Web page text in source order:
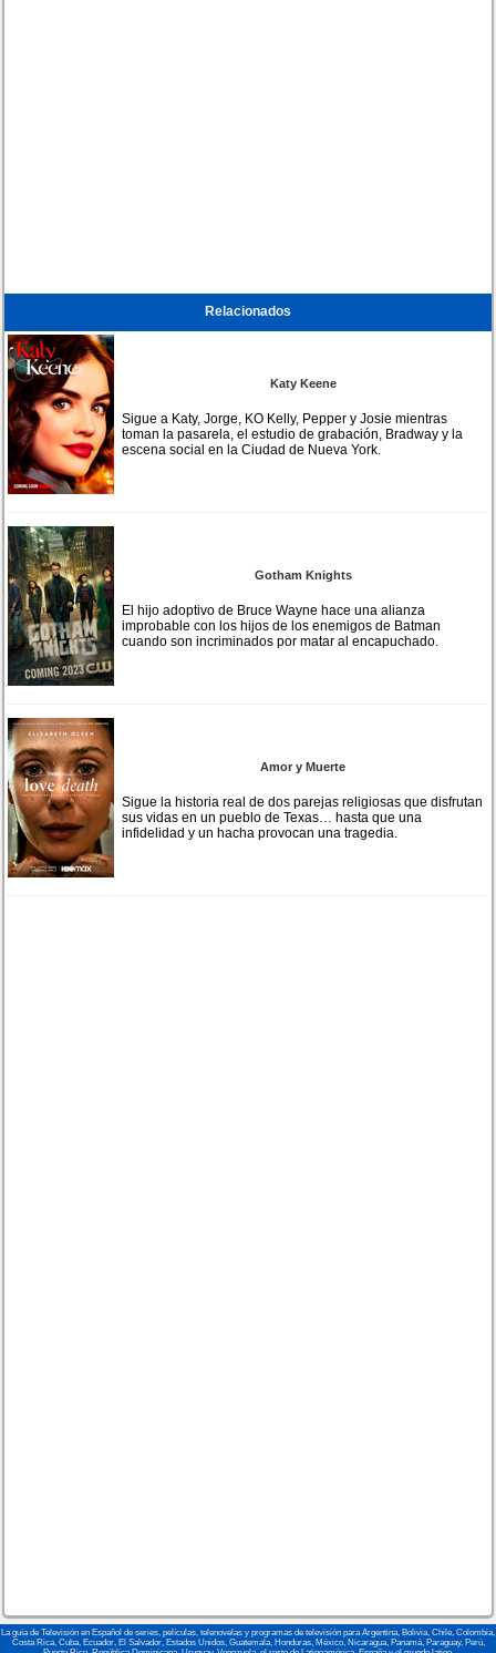
Relacionados
Katy Keene
Sigue a Katy, Jorge, KO Kelly, Pepper y Josie mientras
toman la pasarela, el estudio de grabación, Bradway y la
escena social en la Ciudad de Nueva York.
Gotham Knights
El hijo adoptivo de Bruce Wayne hace una alianza
improbable con los hijos de los enemigos de Batman
cuando son incriminados por matar al encapuchado.
Amor y Muerte
Sigue la historia real de dos parejas religiosas que disfrutan
sus vidas en un pueblo de Texas… hasta que una
infidelidad y un hacha provocan una tragedia.
La guía de Televisión en Español de series, películas, telenovelas y programas de televisión para Argentina, Bolivia, Chile, Colombia,
Costa Rica, Cuba, Ecuador, El Salvador, Estados Unidos, Guatemala, Honduras, México, Nicaragua, Panamá, Paraguay, Perú,